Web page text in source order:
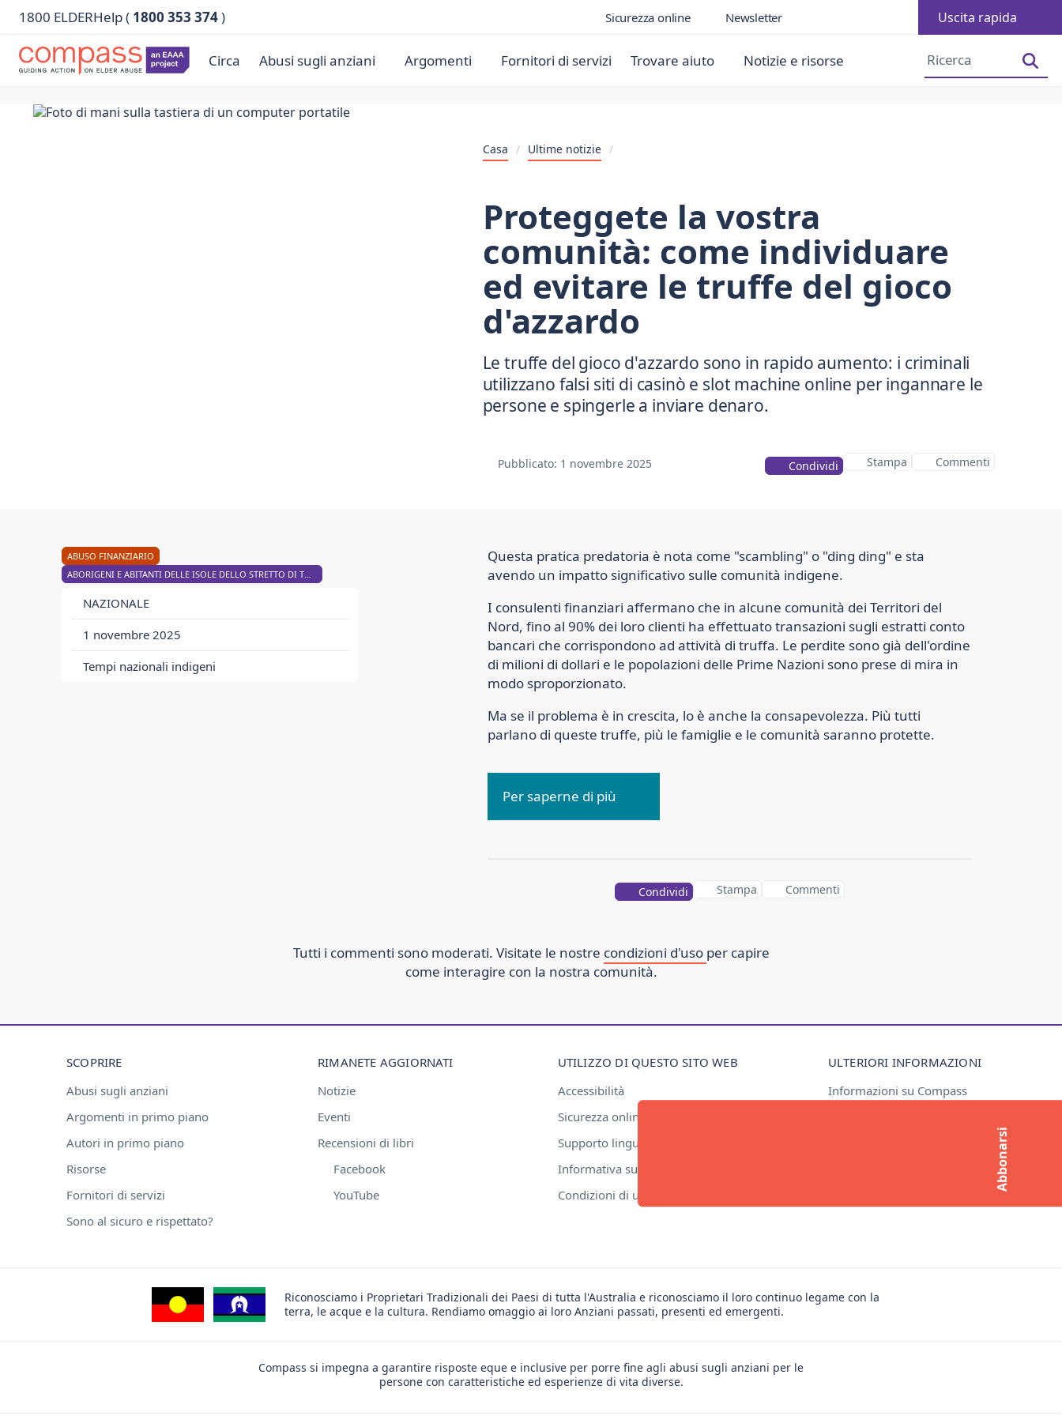
1800 ELDERHelp ( 1800 353 374) Sicurezza online Newsletter Uscita rapida
Circa Abusi sugli anziani Argomenti Fornitori di servizi Trovare aiuto Notizie e risorse
Casa / Ultime notizie /
Proteggete la vostra
comunità: come individuare
ed evitare le truffe del gioco
d'azzardo
Le truffe del gioco d'azzardo sono in rapido aumento: i criminali
utilizzano falsi siti di casinò e slot machine online per ingannare le
persone e spingerle a inviare denaro.
Pubblicato: 1 novembre 2025 Condividi Stampa Commenti
ABUSO FINANZIARIO
ABORIGENI E ABITANTI DELLE ISOLE DELLO STRETTO DI TORRES
NAZIONALE
1 novembre 2025
Tempi nazionali indigeni
Questa pratica predatoria è nota come "scambling" o "ding ding" e sta
avendo un impatto significativo sulle comunità indigene.
I consulenti finanziari affermano che in alcune comunità dei Territori del
Nord, fino al 90% dei loro clienti ha effettuato transazioni sugli estratti conto
bancari che corrispondono ad attività di truffa. Le perdite sono già dell'ordine
di milioni di dollari e le popolazioni delle Prime Nazioni sono prese di mira in
modo sproporzionato.
Ma se il problema è in crescita, lo è anche la consapevolezza. Più tutti
parlano di queste truffe, più le famiglie e le comunità saranno protette.
Per saperne di più
Condividi Stampa Commenti
Tutti i commenti sono moderati. Visitate le nostre condizioni d'uso per capire
come interagire con la nostra comunità.
Abbonarsi
SCOPRIRE
Abusi sugli anziani
Argomenti in primo piano
Autori in primo piano
Risorse
Fornitori di servizi
Sono al sicuro e rispettato?
RIMANETE AGGIORNATI
Notizie
Eventi
Recensioni di libri
Facebook
YouTube
UTILIZZO DI QUESTO SITO WEB
Accessibilità
Sicurezza online
Supporto linguistico
Informativa sulla privacy
Condizioni di utilizzo
ULTERIORI INFORMAZIONI
Informazioni su Compass
Riconosciamo i Proprietari Tradizionali dei Paesi di tutta l'Australia e riconosciamo il loro continuo legame con la
terra, le acque e la cultura. Rendiamo omaggio ai loro Anziani passati, presenti ed emergenti.
Compass si impegna a garantire risposte eque e inclusive per porre fine agli abusi sugli anziani per le
persone con caratteristiche ed esperienze di vita diverse.